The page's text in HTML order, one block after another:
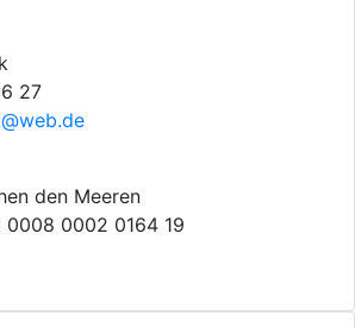
27
den Meeren
0008 0002 0164 19